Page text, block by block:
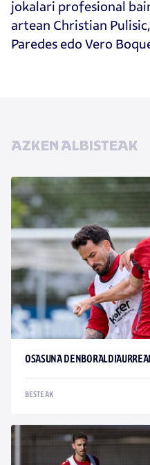
jokalari profesional
artean Christian
Paredes edo Vero
AZKEN ALBISTEAK
OSASUNA
BESTEAK